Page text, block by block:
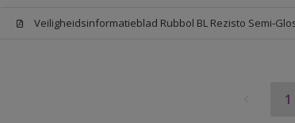
Veiligheidsinformatieblad Rubbol BL Rezisto Semi-
1